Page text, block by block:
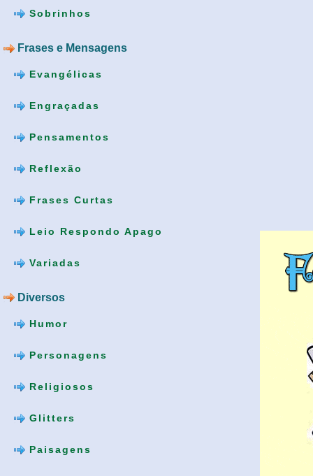
Sobrinhos
Frases e Mensagens
Evangélicas
Engraçadas
Pensamentos
Reflexão
Frases Curtas
Leio Respondo Apago
Variadas
Diversos
Humor
Personagens
Religiosos
Glitters
Paisagens